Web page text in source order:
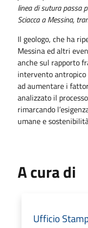
linea di sutura passa
Sciacca a Messina,
Il geologo, che ha
Messina ed altri
anche sul rapporto
intervento
ad aumentare i
analizzato il
rimarcando
umane e
A cura di
Ufficio